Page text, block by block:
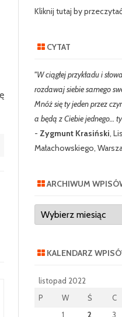
Kliknij tutaj by
CYTAT
"W ciągłej przykładu i
rozdawaj siebie samego
Mnóż się ty jeden przez
a będą z Ciebie jednego…
- Zygmunt Krasiński,
Małachowskiego,
ARCHIWUM
Archiwum
wpisów
KALENDARZ
listopad 2022
P
W Ś C
1
2 3